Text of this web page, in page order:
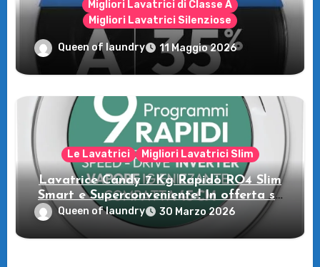
Migliori Lavatrici di Classe A
Migliori Lavatrici Silenziose
Recensione della Lavatrice Candy
MultiWash: Innovazione e flessibilità a
casa tua!
Queen of laundry 11 Maggio 2026
Le Lavatrici Migliori Lavatrici Slim
Lavatrice Candy 7 Kg Rapidò RO4 Slim
Smart e Superconveniente! In offerta su
Amazon
Queen of laundry 30 Marzo 2026